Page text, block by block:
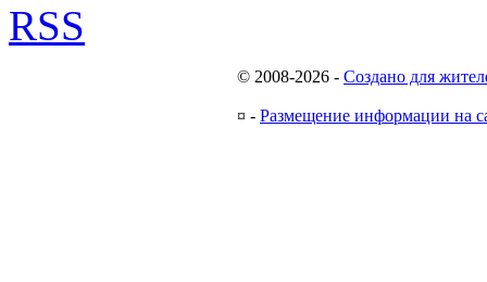
RSS
© 2008-2026 - Создано для
¤ - Размещение информации на